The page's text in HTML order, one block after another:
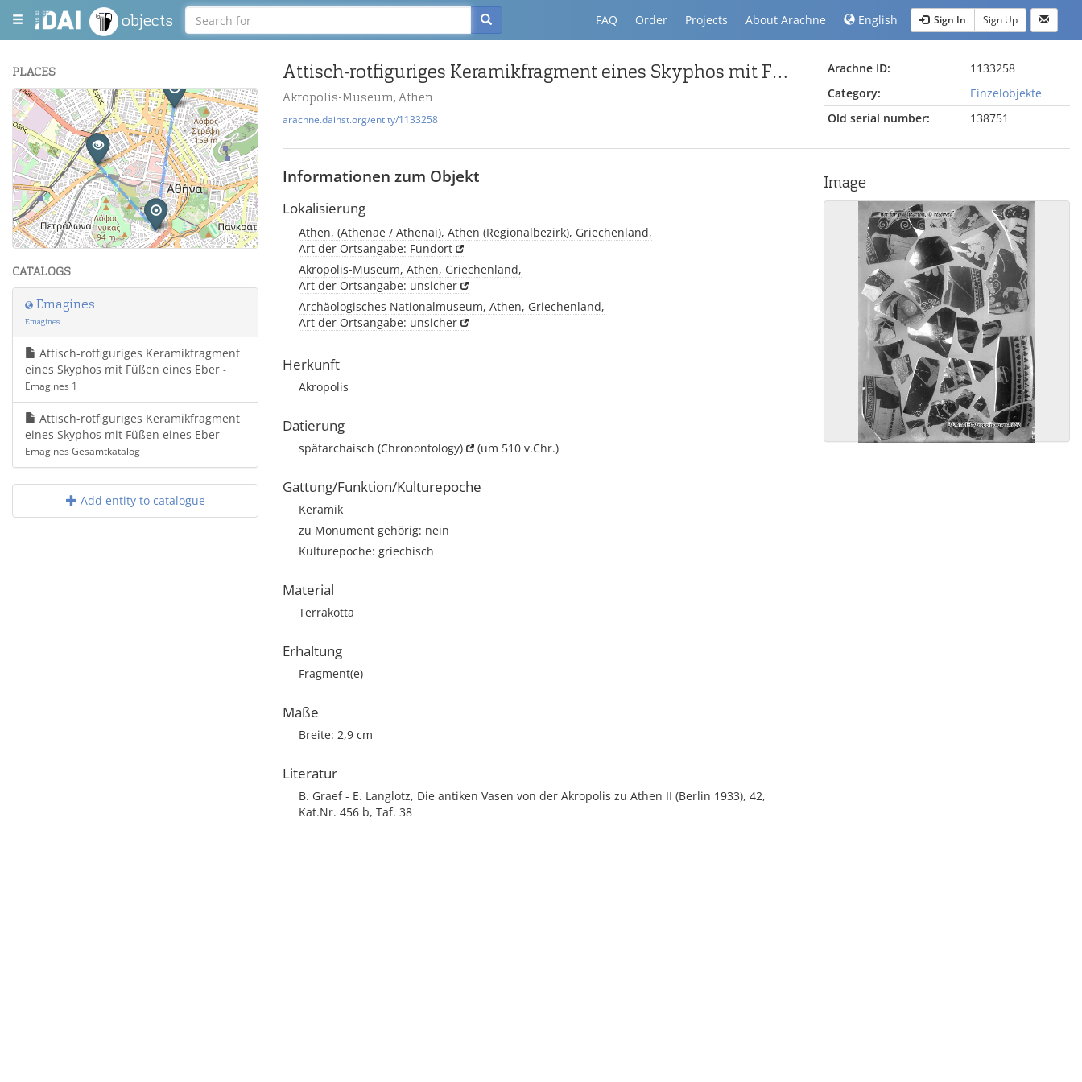
objects FAQ Order Projects About Arachne English Sign In Sign Up
PLACES
+
−
Leaflet| Maps and Data ©OpenStreetMap.
CATALOGS
Emagines
Emagines
Attisch-rotfiguriges Keramikfragment
eines Skyphos mit Füßen eines Eber -
Emagines 1
Attisch-rotfiguriges Keramikfragment
eines Skyphos mit Füßen eines Eber -
Emagines Gesamtkatalog
Add entity to catalogue
Attisch-rotfiguriges Keramikfragment eines Skyphos mit Füßen eines Eber
Akropolis-Museum, Athen
arachne.dainst.org/entity/1133258
Arachne ID:
1133258
Category:
Einzelobjekte
Old serial number:
138751
Informationen zum Objekt
Lokalisierung
Athen, (Athenae / Athēnai), Athen (Regionalbezirk), Griechenland,
Art der Ortsangabe: Fundort
Akropolis-Museum, Athen, Griechenland,
Art der Ortsangabe: unsicher
Archäologisches Nationalmuseum, Athen, Griechenland,
Art der Ortsangabe: unsicher
Herkunft
Akropolis
Datierung
spätarchaisch (Chronontology) (um 510 v.Chr.)
Gattung/Funktion/Kulturepoche
Keramik
zu Monument gehörig: nein
Kulturepoche: griechisch
Material
Terrakotta
Erhaltung
Fragment(e)
Maße
Breite: 2,9 cm
Literatur
B. Graef - E. Langlotz, Die antiken Vasen von der Akropolis zu Athen II (Berlin 1933), 42,
Kat.Nr. 456 b, Taf. 38
Image